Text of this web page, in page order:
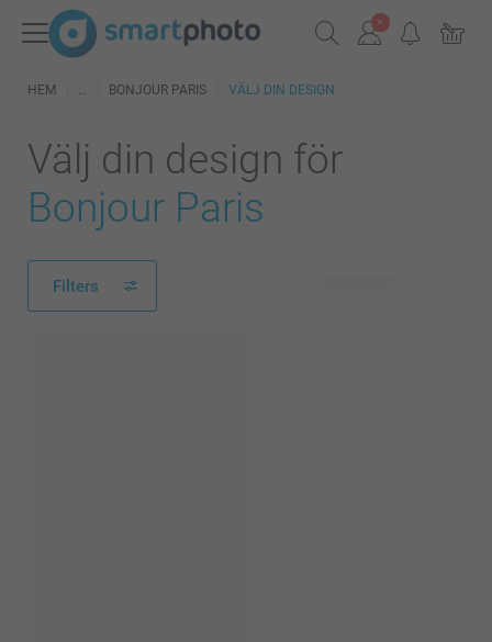
HEM BONJOUR PARIS VÄLJ DIN DESIGN
Välj din design för
Bonjour Paris
Filters